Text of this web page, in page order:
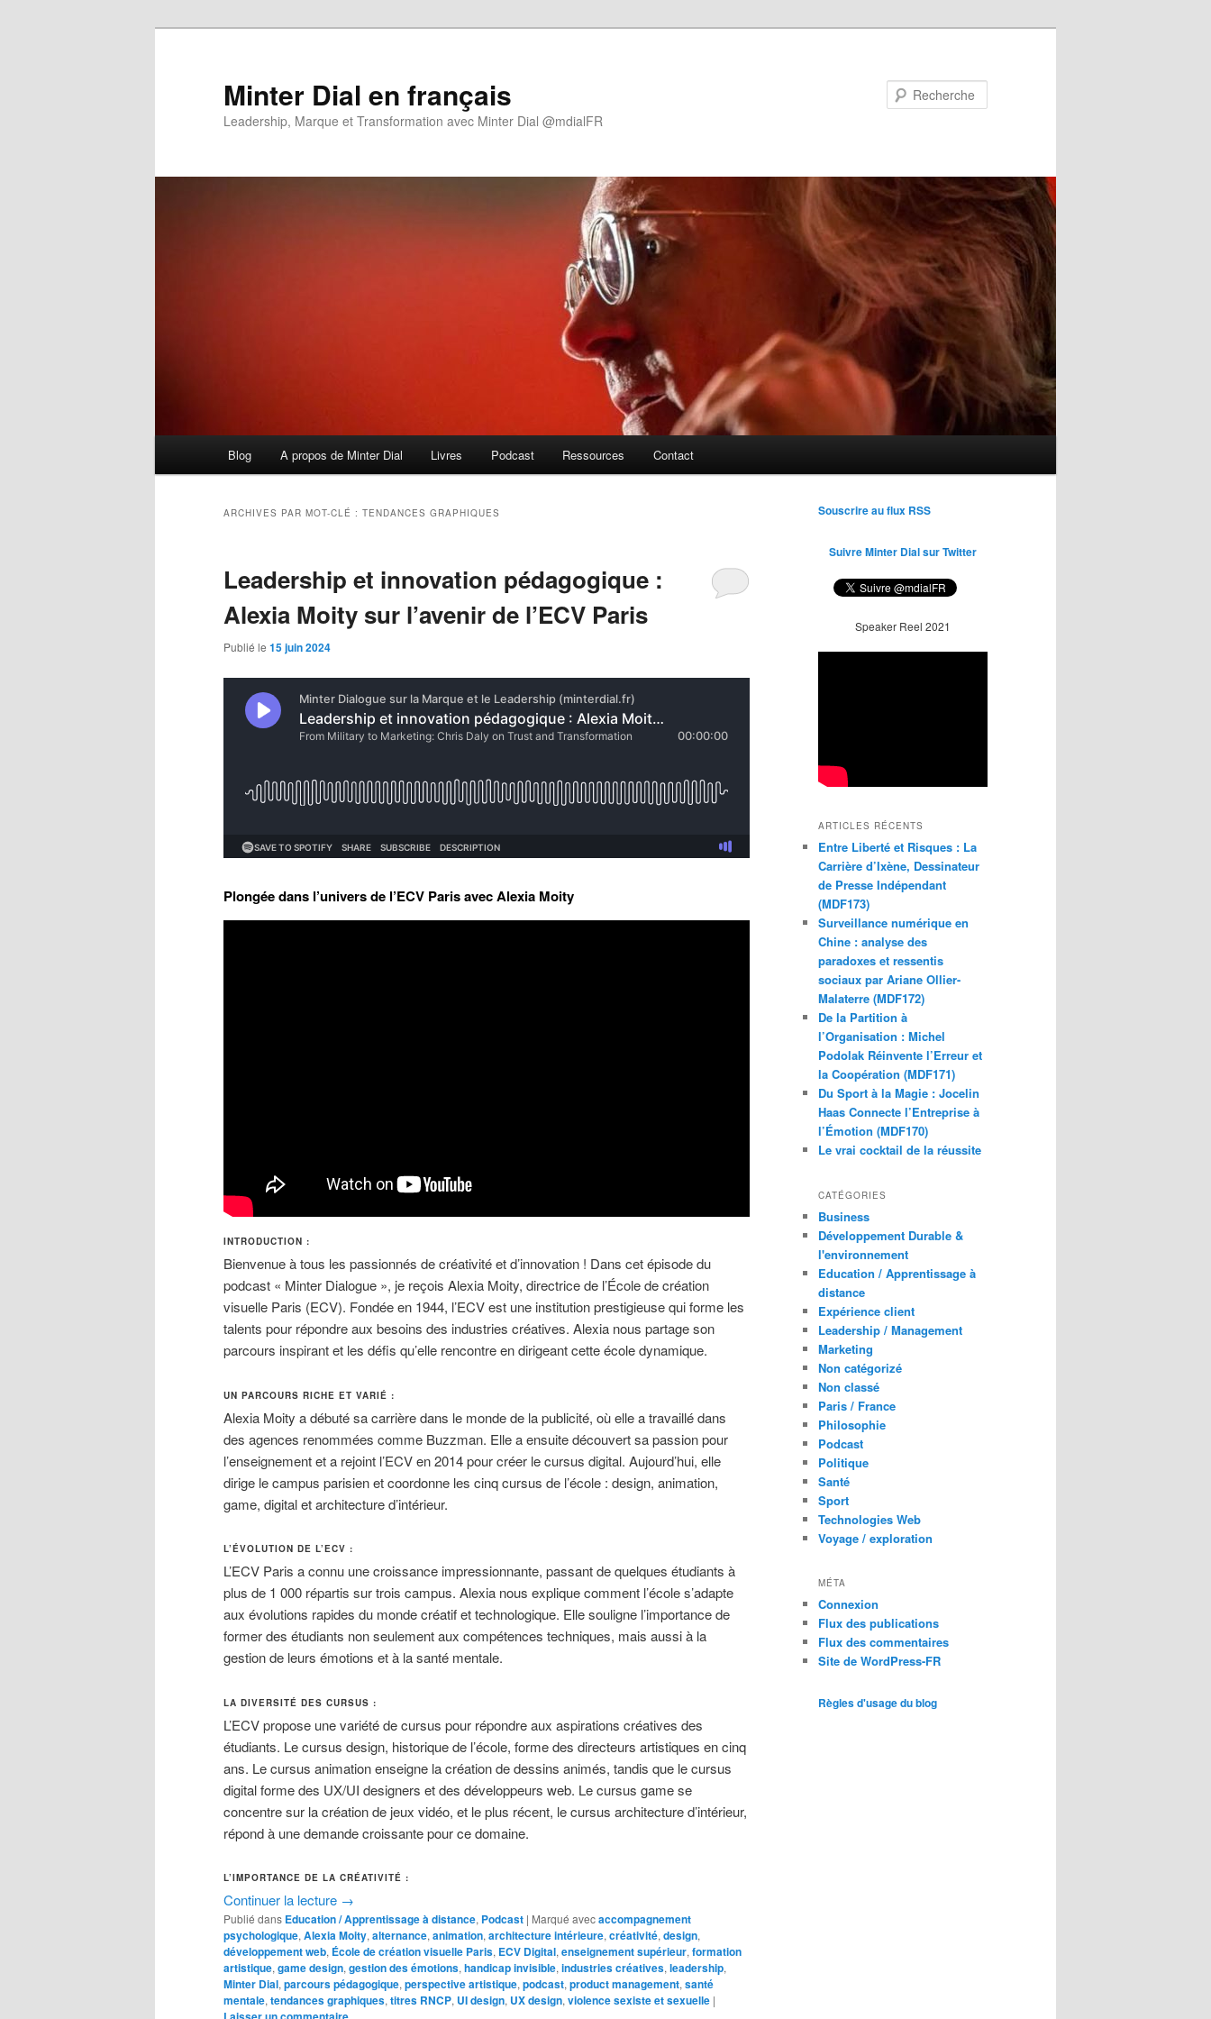
Minter Dial en français
Leadership, Marque et Transformation avec Minter Dial @mdialFR
Blog A propos de Minter Dial Livres Podcast Ressources Contact
ARCHIVES PAR MOT-CLÉ : TENDANCES GRAPHIQUES
Leadership et innovation pédagogique :
Alexia Moity sur l’avenir de l’ECV Paris
Publié le 15 juin 2024
Plongée dans l’univers de l’ECV Paris avec Alexia Moity
INTRODUCTION :
Bienvenue à tous les passionnés de créativité et d’innovation ! Dans cet épisode du
podcast « Minter Dialogue », je reçois Alexia Moity, directrice de l’École de création
visuelle Paris (ECV). Fondée en 1944, l’ECV est une institution prestigieuse qui forme les
talents pour répondre aux besoins des industries créatives. Alexia nous partage son
parcours inspirant et les défis qu’elle rencontre en dirigeant cette école dynamique.
UN PARCOURS RICHE ET VARIÉ :
Alexia Moity a débuté sa carrière dans le monde de la publicité, où elle a travaillé dans
des agences renommées comme Buzzman. Elle a ensuite découvert sa passion pour
l’enseignement et a rejoint l’ECV en 2014 pour créer le cursus digital. Aujourd’hui, elle
dirige le campus parisien et coordonne les cinq cursus de l’école : design, animation,
game, digital et architecture d’intérieur.
L’ÉVOLUTION DE L’ECV :
L’ECV Paris a connu une croissance impressionnante, passant de quelques étudiants à
plus de 1 000 répartis sur trois campus. Alexia nous explique comment l’école s’adapte
aux évolutions rapides du monde créatif et technologique. Elle souligne l’importance de
former des étudiants non seulement aux compétences techniques, mais aussi à la
gestion de leurs émotions et à la santé mentale.
LA DIVERSITÉ DES CURSUS :
L’ECV propose une variété de cursus pour répondre aux aspirations créatives des
étudiants. Le cursus design, historique de l’école, forme des directeurs artistiques en cinq
ans. Le cursus animation enseigne la création de dessins animés, tandis que le cursus
digital forme des UX/UI designers et des développeurs web. Le cursus game se
concentre sur la création de jeux vidéo, et le plus récent, le cursus architecture d’intérieur,
répond à une demande croissante pour ce domaine.
L’IMPORTANCE DE LA CRÉATIVITÉ :
Continuer la lecture →
Publié dans Education / Apprentissage à distance, Podcast | Marqué avecaccompagnement
psychologique, Alexia Moity, alternance, animation, architecture intérieure, créativité, design,
développement web, École de création visuelle Paris, ECV Digital, enseignement supérieur, formation
artistique, game design, gestion des émotions, handicap invisible, industries créatives, leadership,
Minter Dial, parcours pédagogique, perspective artistique, podcast, product management, santé
mentale, tendances graphiques, titres RNCP, UI design, UX design, violence sexiste et sexuelle |
Souscrire au flux RSS
Suivre Minter Dial sur Twitter
Speaker Reel 2021
ARTICLES RÉCENTS
Entre Liberté et Risques : La
Carrière d’Ixène, Dessinateur
de Presse Indépendant
(MDF173)
Surveillance numérique en
Chine : analyse des
paradoxes et ressentis
sociaux par Ariane Ollier-
Malaterre (MDF172)
De la Partition à
l’Organisation : Michel
Podolak Réinvente l’Erreur et
la Coopération (MDF171)
Du Sport à la Magie : Jocelin
Haas Connecte l’Entreprise à
l’Émotion (MDF170)
Le vrai cocktail de la réussite
CATÉGORIES
Business
Développement Durable &
l'environnement
Education / Apprentissage à
distance
Expérience client
Leadership / Management
Marketing
Non catégorizé
Non classé
Paris / France
Philosophie
Podcast
Politique
Santé
Sport
Technologies Web
Voyage / exploration
MÉTA
Connexion
Flux des publications
Flux des commentaires
Site de WordPress-FR
Règles d'usage du blog